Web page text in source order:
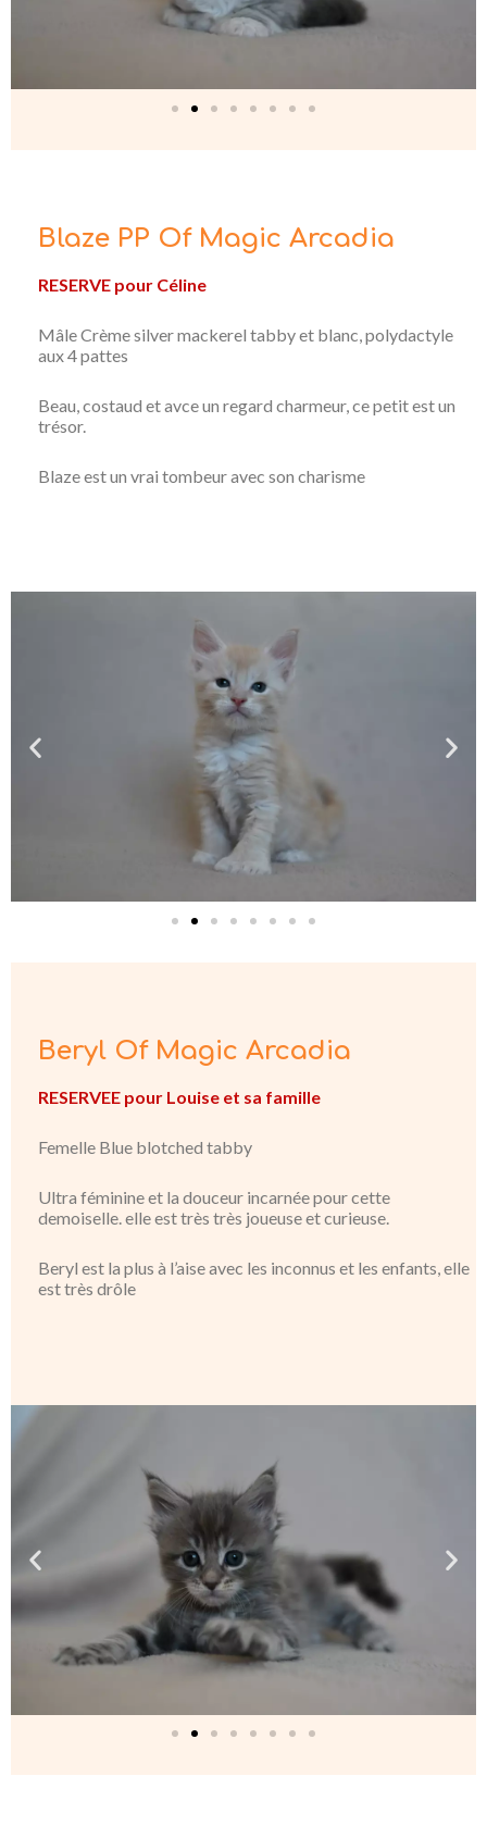
Blaze PP Of Magic Arcadia
RESERVE pour Céline
Mâle Crème silver mackerel tabby et blanc, polydactyle
aux 4 pattes
Beau, costaud et avce un regard charmeur, ce petit est un
trésor.
Blaze est un vrai tombeur avec son charisme
Beryl Of Magic Arcadia
RESERVEE pour Louise et sa famille
Femelle Blue blotched tabby
Ultra féminine et la douceur incarnée pour cette
demoiselle. elle est très très joueuse et curieuse.
Beryl est la plus à l’aise avec les inconnus et les enfants, elle
est très drôle